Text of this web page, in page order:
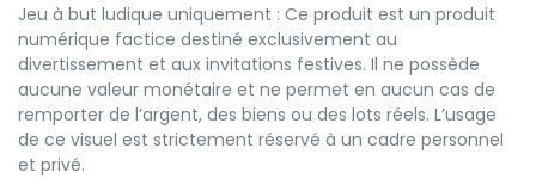
Jeu à but ludique uniquement : Ce produit est un produit
numérique factice destiné exclusivement au
divertissement et aux invitations festives. Il ne possède
aucune valeur monétaire et ne permet en aucun cas de
remporter de l’argent, des biens ou des lots réels. L’usage
de ce visuel est strictement réservé à un cadre personnel
et privé.